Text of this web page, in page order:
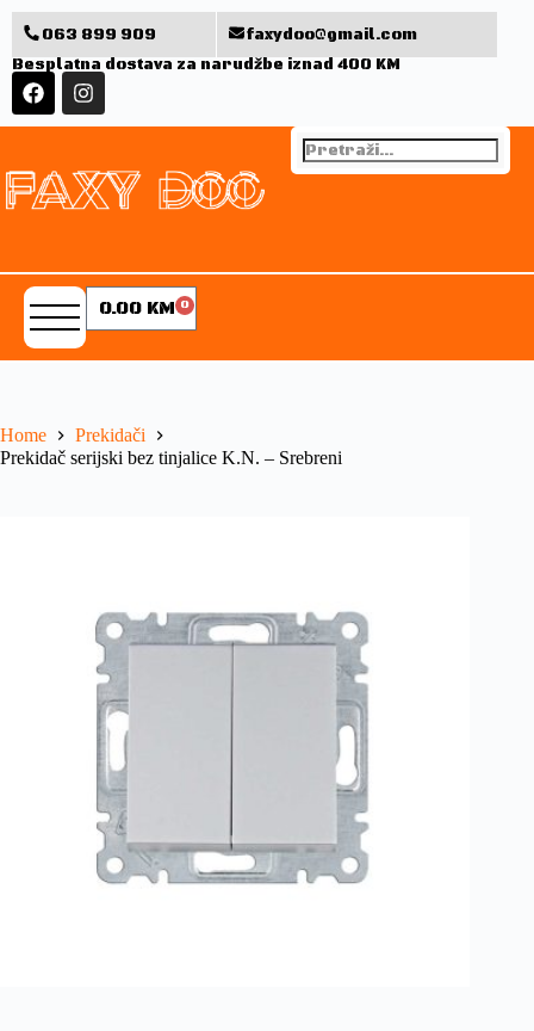
063 899 909
faxydoo@gmail.com
Besplatna dostava za narudžbe iznad 400 KM
0.00 KM 0
Home
Prekidači
Prekidač serijski bez tinjalice K.N. – Srebreni